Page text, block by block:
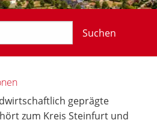
Suchen
geprägte
zum Kreis Steinfurt und